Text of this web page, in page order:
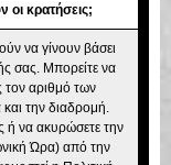
κρατήσεις;
να γίνουν βάσει
σας. Μπορείτε να
τον αριθμό των
την διαδρομή.
ή να ακυρώσετε την
Ώρα) από την